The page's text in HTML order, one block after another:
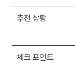
추천 상황
체크 포인트